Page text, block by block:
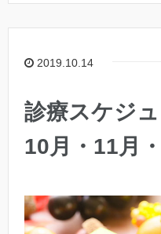
2019.10.14
診療スケジ
10月・11月